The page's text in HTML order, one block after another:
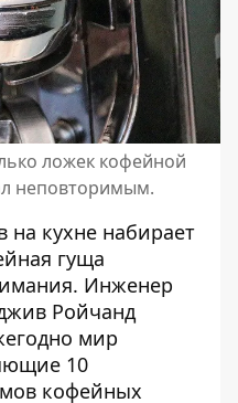
ложек кофейной
неповторимым.
на кухне набирает
гуща
Инженер
Ройчанд
мир
10
кофейных